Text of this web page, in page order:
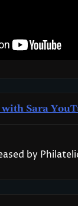
with Sara YouT
by